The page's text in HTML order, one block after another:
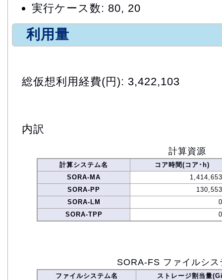
実行ケース数: 80, 20
利用量
総仮想利用経費(円): 3,422,103
内訳
計算資源
計算システム名
コア時間(コア･h)
SORA-MA
SORA-PP
SORA-LM
SORA-TPP
SORA-FS ファイルシス
ファイルシステム名
ストレージ割当量